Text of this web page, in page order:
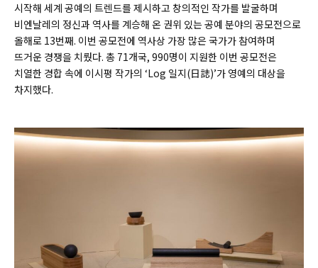
시작해 세계 공예의 트렌드를 제시하고 창의적인 작가를 발굴하며
비엔날레의 정신과 역사를 계승해 온 권위 있는 공예 분야의 공모전으로
올해로 13번째. 이번 공모전에 역사상 가장 많은 국가가 참여하며
뜨거운 경쟁을 치뤘다. 총 71개국, 990명이 지원한 이번 공모전은
치열한 경합 속에 이시평 작가의 ‘Log 일지(日誌)’가 영예의 대상을
차지했다.